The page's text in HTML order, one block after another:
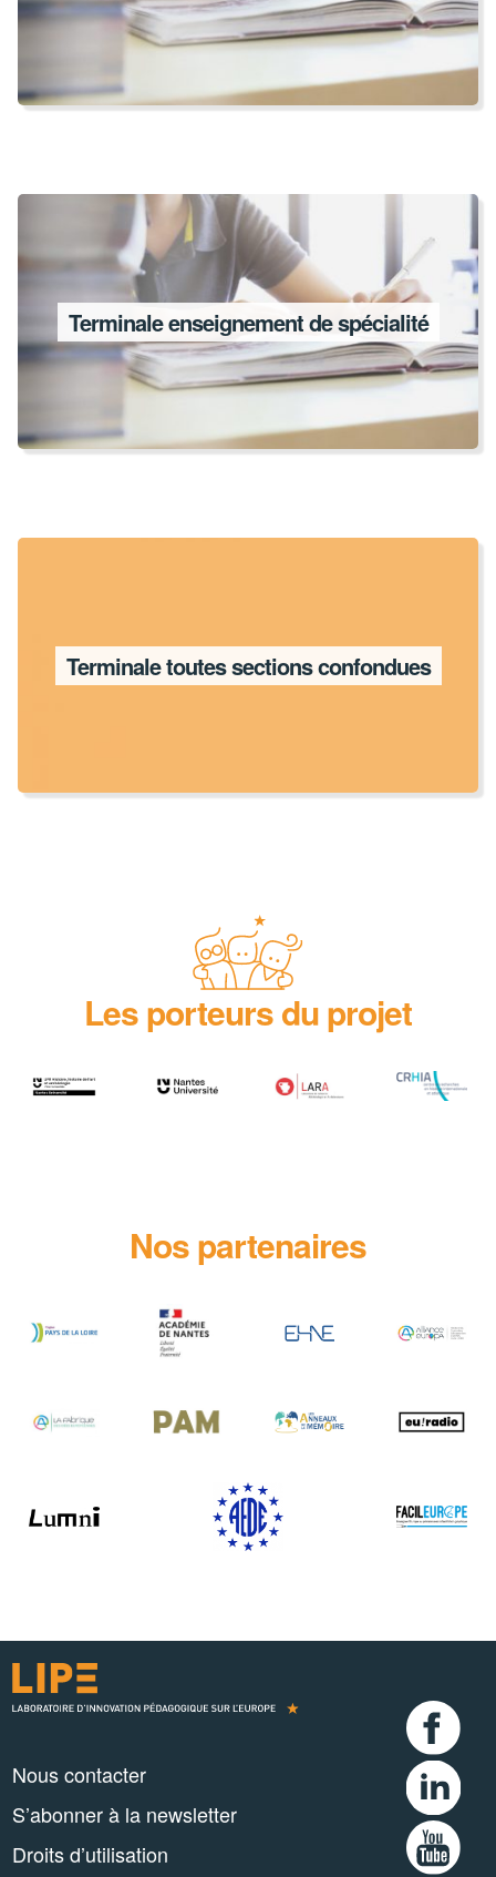
Terminale enseignement de spécialité
Terminale toutes sections confondues
Les porteurs du projet
Nos partenaires
Nous contacter
S’abonner à la newsletter
Droits d’utilisation